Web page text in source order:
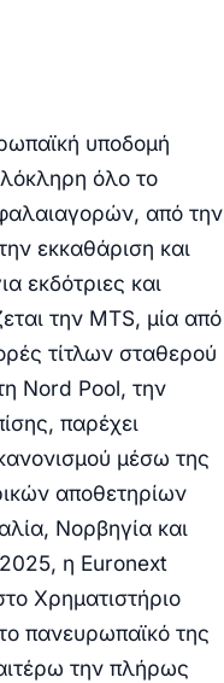
υποδομή
όλο το
από την
εκκαθάριση και
εκδότριες και
την MTS, μία από
τίτλων σταθερού
Nord Pool, την
παρέχει
μέσω της
αποθετηρίων
Νορβηγία και
η Euronext
Χρηματιστήριο
πανευρωπαϊκό της
την πλήρως